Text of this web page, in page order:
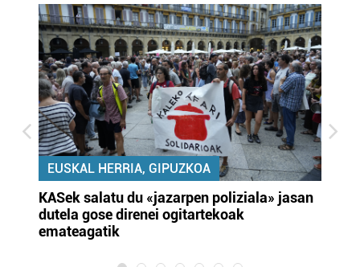
EUSKAL HERRIA, GIPUZKOA
KASek salatu du «jazarpen poliziala» jasan
dutela gose direnei ogitartekoak
emateagatik